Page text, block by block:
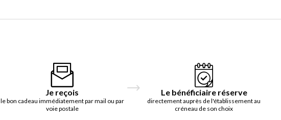
Je reçois
le bon cadeau immédiatement par mail ou par
voie postale
Le bénéficiaire réserve
directement auprès de l'établissement au
créneau de son choix